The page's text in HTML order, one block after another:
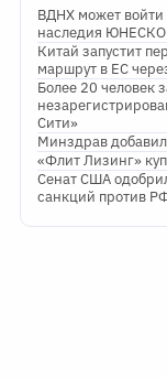
ВДНХ может войти
наследия ЮНЕСКО
Китай запустит
маршрут в ЕС
Более 20 человек
Сити»
Минздрав
«Флит Лизинг»
Сенат США
санкций против